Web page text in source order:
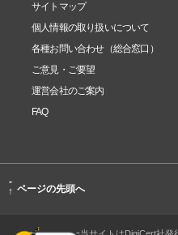
サイトマップ
個人情報の取り扱いについて
各種お問い合わせ（総合窓口）
ご意見・ご要望
運営会社のご案内
FAQ
-
↑ ページの先頭へ